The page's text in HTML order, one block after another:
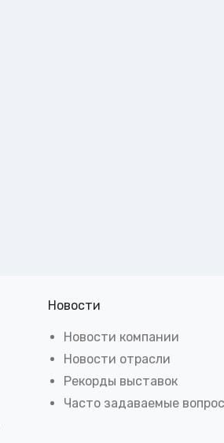
Новости
Новости компании
Новости отрасли
Рекорды выставок
Часто задаваемые